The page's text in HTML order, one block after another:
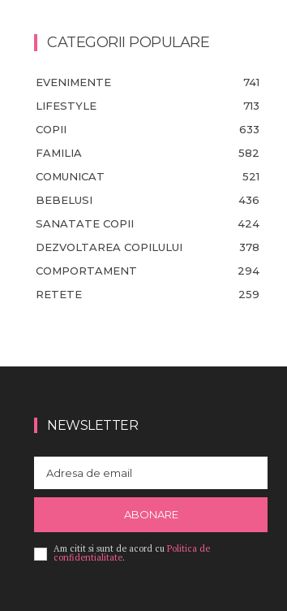
CATEGORII POPULARE
EVENIMENTE
741
LIFESTYLE
713
COPII
633
FAMILIA
582
COMUNICAT
521
BEBELUSI
436
SANATATE COPII
424
DEZVOLTAREA COPILULUI
378
COMPORTAMENT
294
RETETE
259
NEWSLETTER
ABONARE
Am citit si sunt de acord cu Politica de
confidentialitate.